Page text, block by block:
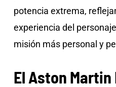
potencia extrema,
experiencia del
misión más personal y
El Aston Martin